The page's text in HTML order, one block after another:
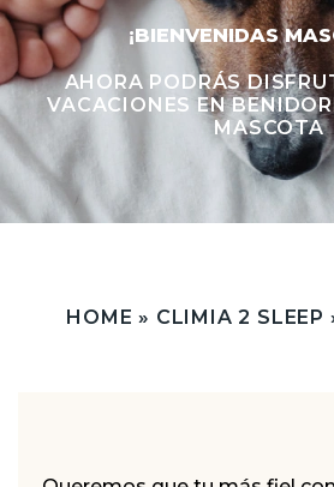
¡BIENVENIDAS
AHORA PODRÁS
VACACIONES EN
MASCOTA
HOME » CLIMIA 2 SLEEP